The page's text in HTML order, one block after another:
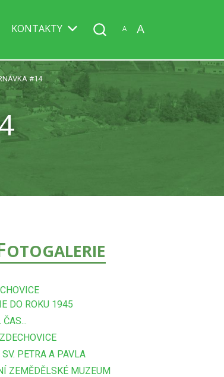
KONTAKTY A A
#14
OTOGALERIE
DO ROKU 1945
PETRA A PAVLA
ZEMĚDĚLSKÉ MUZEUM